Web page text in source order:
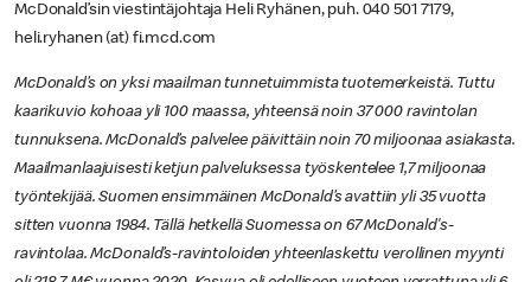
McDonald’sin viestintäjohtaja Heli Ryhänen, puh. 040 501 7179,
heli.ryhanen (at) fi.mcd.com
McDonald’s on yksi maailman tunnetuimmista tuotemerkeistä. Tuttu
kaarikuvio kohoaa yli 100 maassa, yhteensä noin 37 000 ravintolan
tunnuksena. McDonald’s palvelee päivittäin noin 70 miljoonaa asiakasta.
Maailmanlaajuisesti ketjun palveluksessa työskentelee 1,7 miljoonaa
työntekijää. Suomen ensimmäinen McDonald’s avattiin yli 35 vuotta
sitten vuonna 1984. Tällä hetkellä Suomessa on 67 McDonald's-
ravintolaa. McDonald’s-ravintoloiden yhteenlaskettu verollinen myynti